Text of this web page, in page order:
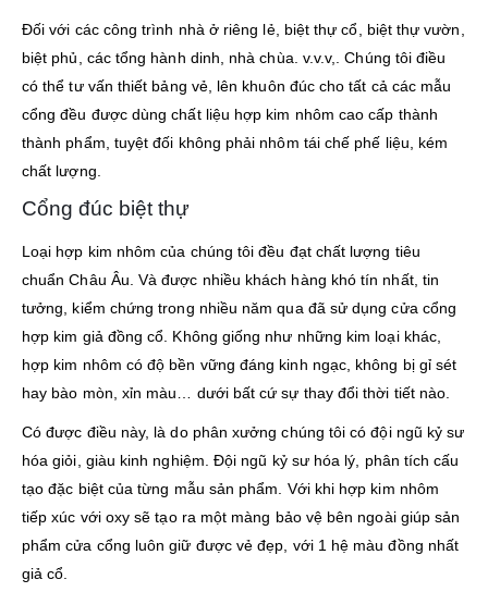
Đối với các công trình nhà ở riêng lẻ, biệt thự cổ, biệt thự vườn,
biệt phủ, các tổng hành dinh, nhà chùa. v.v.v,. Chúng tôi điều
có thể tư vấn thiết bảng vẻ, lên khuôn đúc cho tất cả các mẫu
cổng đều được dùng chất liệu hợp kim nhôm cao cấp thành
thành phẩm, tuyệt đối không phải nhôm tái chế phế liệu, kém
chất lượng.
Cổng đúc biệt thự
Loại hợp kim nhôm của chúng tôi đều đạt chất lượng tiêu
chuẩn Châu Âu. Và được nhiều khách hàng khó tín nhất, tin
tưởng, kiểm chứng trong nhiều năm qua đã sử dụng cửa cổng
hợp kim giả đồng cổ. Không giống như những kim loại khác,
hợp kim nhôm có độ bền vững đáng kinh ngạc, không bị gỉ sét
hay bào mòn, xỉn màu… dưới bất cứ sự thay đổi thời tiết nào.
Có được điều này, là do phân xưởng chúng tôi có đội ngũ kỷ sư
hóa giỏi, giàu kinh nghiệm. Đội ngũ kỷ sư hóa lý, phân tích cấu
tạo đặc biệt của từng mẫu sản phẩm. Với khi hợp kim nhôm
tiếp xúc với oxy sẽ tạo ra một màng bảo vệ bên ngoài giúp sản
phẩm cửa cổng luôn giữ được vẻ đẹp, với 1 hệ màu đồng nhất
giả cổ.